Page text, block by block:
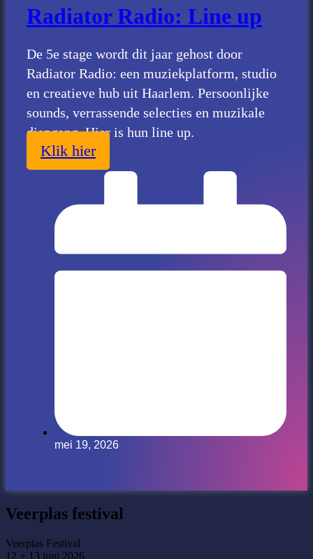
Radiator Radio: Line up
De 5e stage wordt dit jaar gehost door
Radiator Radio: een muziekplatform, studio
en creatieve hub uit Haarlem. Persoonlijke
sounds, verrassende selecties en muzikale
diepgang. Hier is hun line up.
Klik hier
mei 19, 2026
Veerplas festival
Veerplas Festival
12 + 13 juni 2026